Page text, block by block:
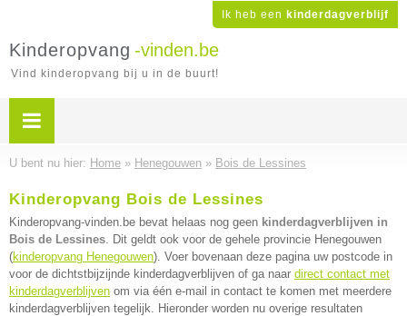
Ik heb een kinderdagverblijf
Kinderopvang -vinden.be
Vind kinderopvang bij u in de buurt!
U bent nu hier: Home » Henegouwen » Bois de Lessines
Kinderopvang Bois de Lessines
Kinderopvang-vinden.be bevat helaas nog geen kinderdagverblijven in
Bois de Lessines. Dit geldt ook voor de gehele provincie Henegouwen
(kinderopvang Henegouwen). Voer bovenaan deze pagina uw postcode in
voor de dichtstbijzijnde kinderdagverblijven of ga naar direct contact met
kinderdagverblijven om via één e-mail in contact te komen met meerdere
kinderdagverblijven tegelijk. Hieronder worden nu overige resultaten